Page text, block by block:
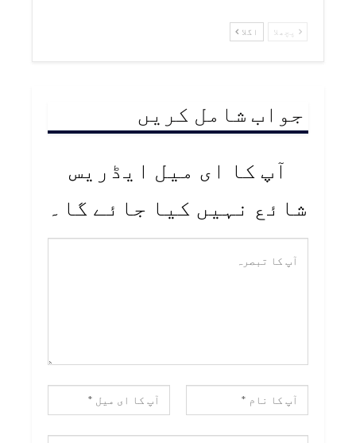
پچھلا اگلا
جواب شامل کریں
آپ کا ای میل ایڈریس
شائع نہیں کیا جائے گا۔